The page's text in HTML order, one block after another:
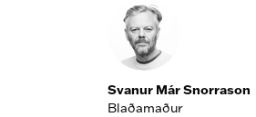
Svanur Már Snorrason
Blaðamaður